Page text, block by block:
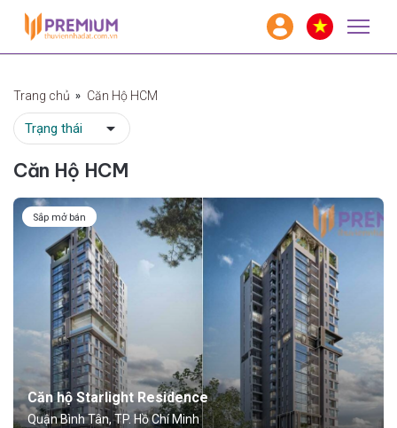
Trang chủ Căn Hộ HCM
Căn Hộ HCM
Sắp mở bán
Căn hộ Starlight Residence
Quận Bình Tân, TP. Hồ Chí Minh